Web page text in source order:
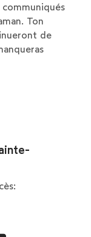
Ton
de